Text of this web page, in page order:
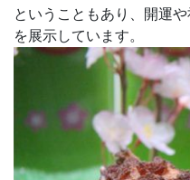
ということもあり、開運
を展示しています。